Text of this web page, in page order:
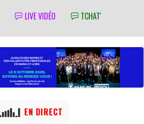
LIVE VIDÉO TCHAT'
EN DIRECT